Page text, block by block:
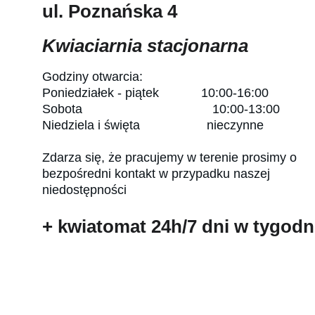
ul. Poznańska 4
Kwiaciarnia stacjonarna
Godziny otwarcia:
Poniedziałek - piątek            10:00-16:00
Sobota                                     10:00-13:00
Niedziela i święta                   nieczynne
Zdarza się, że pracujemy w terenie prosimy o
bezpośredni kontakt w przypadku naszej
niedostępności
+ kwiatomat 24h/7 dni w